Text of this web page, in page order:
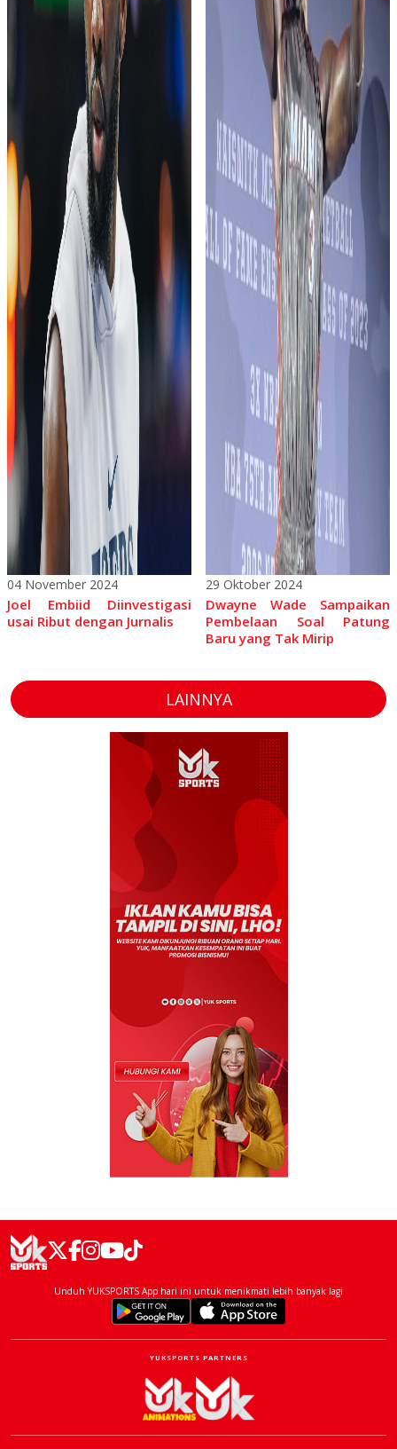
04 November 2024
Joel Embiid Diinvestigasi
usai Ribut dengan Jurnalis
29 Oktober 2024
Dwayne Wade Sampaikan
Pembelaan Soal Patung
Baru yang Tak Mirip
LAINNYA
Unduh YUKSPORTS App hari ini untuk menikmati lebih banyak lagi
YUKSPORTS PARTNERS